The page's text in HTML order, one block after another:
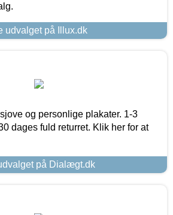
udvalget på Illux.dk
og personlige plakater. 1-3
dages fuld returret. Klik her for at
på Dialægt.dk